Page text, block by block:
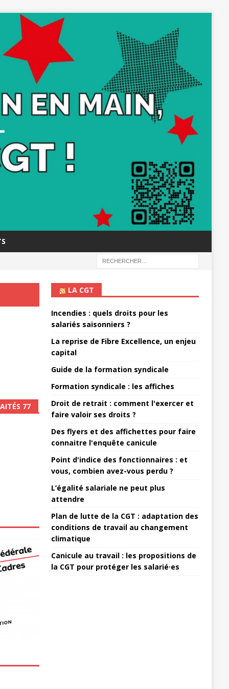
77
LA CGT
Incendies : quels droits pour les
salariés saisonniers ?
La reprise de Fibre Excellence, un enjeu
capital
Guide de la formation syndicale
Formation syndicale : les affiches
Droit de retrait : comment l'exercer et
faire valoir ses droits ?
Des flyers et des affichettes pour faire
connaitre l'enquête canicule
Point d'indice des fonctionnaires : et
vous, combien avez-vous perdu ?
L’égalité salariale ne peut plus
attendre
Plan de lutte de la CGT : adaptation des
conditions de travail au changement
climatique
Canicule au travail : les propositions de
la CGT pour protéger les salarié·es